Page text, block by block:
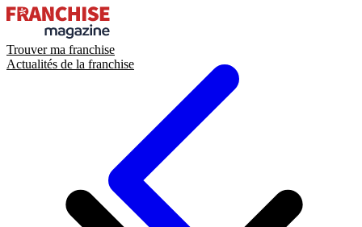
Trouver ma franchise
Actualités de la franchise